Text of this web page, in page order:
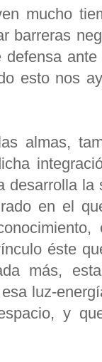
mucho
barreras
esto nos
almas,
la
en el
éste
más,
luz-
y